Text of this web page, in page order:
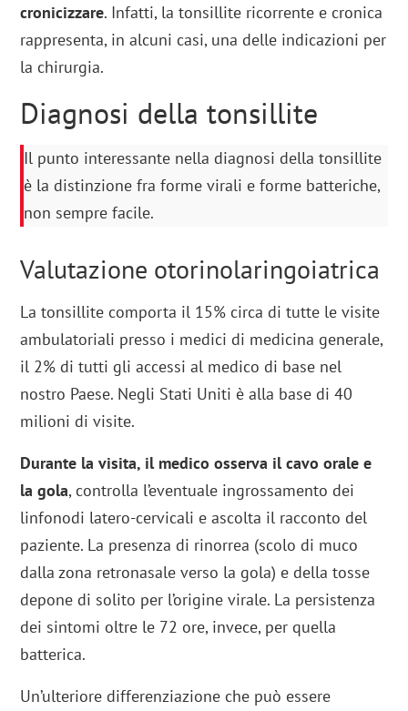
cronicizzare. Infatti, la tonsillite ricorrente e cronica
rappresenta, in alcuni casi, una delle indicazioni per
la chirurgia.
Diagnosi della tonsillite
Il punto interessante nella diagnosi della tonsillite
è la distinzione fra forme virali e forme batteriche,
non sempre facile.
Valutazione otorinolaringoiatrica
La tonsillite comporta il 15% circa di tutte le visite
ambulatoriali presso i medici di medicina generale,
il 2% di tutti gli accessi al medico di base nel
nostro Paese. Negli Stati Uniti è alla base di 40
milioni di visite.
Durante la visita, il medico osserva il cavo orale e
la gola, controlla l’eventuale ingrossamento dei
linfonodi latero-cervicali e ascolta il racconto del
paziente. La presenza di rinorrea (scolo di muco
dalla zona retronasale verso la gola) e della tosse
depone di solito per l’origine virale. La persistenza
dei sintomi oltre le 72 ore, invece, per quella
batterica.
Un’ulteriore differenziazione che può essere